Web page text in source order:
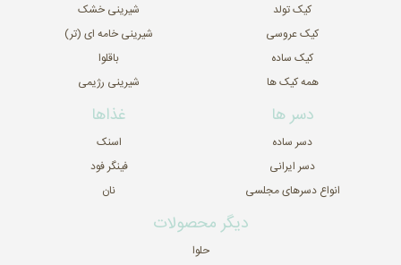
کیک تولد
کیک عروسی
کیک ساده
همه کیک ها
شیرینی خشک
شیرینی خامه ای (تر)
باقلوا
شیرینی رژیمی
دسر ها
دسر ساده
دسر ایرانی
انواع دسرهای مجلسی
غذاها
اسنک
فینگر فود
نان
دیگر محصولات
حلوا